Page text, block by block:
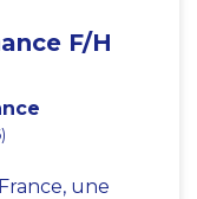
F/H
une